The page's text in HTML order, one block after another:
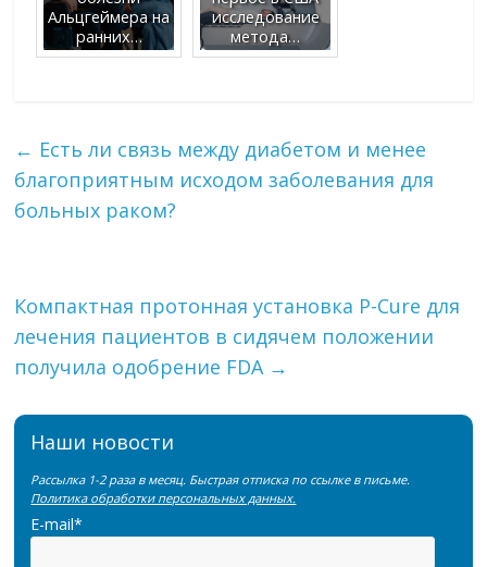
Альцгеймера на
ранних…
исследование
метода…
← Есть ли связь между диабетом и менее
благоприятным исходом заболевания для
больных раком?
Компактная протонная установка P-Cure для
лечения пациентов в сидячем положении
получила одобрение FDA →
Наши новости
Рассылка 1-2 раза в месяц. Быстрая отписка по ссылке в письме.
Политика обработки персональных данных.
E-mail*